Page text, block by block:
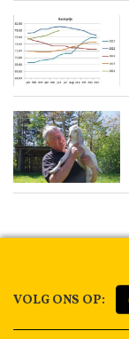
VOLG ONS OP: